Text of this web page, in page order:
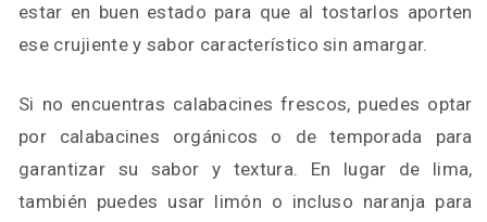
estar en buen estado para que al tostarlos aporten
ese crujiente y sabor característico sin amargar.
Si no encuentras calabacines frescos, puedes optar
por calabacines orgánicos o de temporada para
garantizar su sabor y textura. En lugar de lima,
también puedes usar limón o incluso naranja para